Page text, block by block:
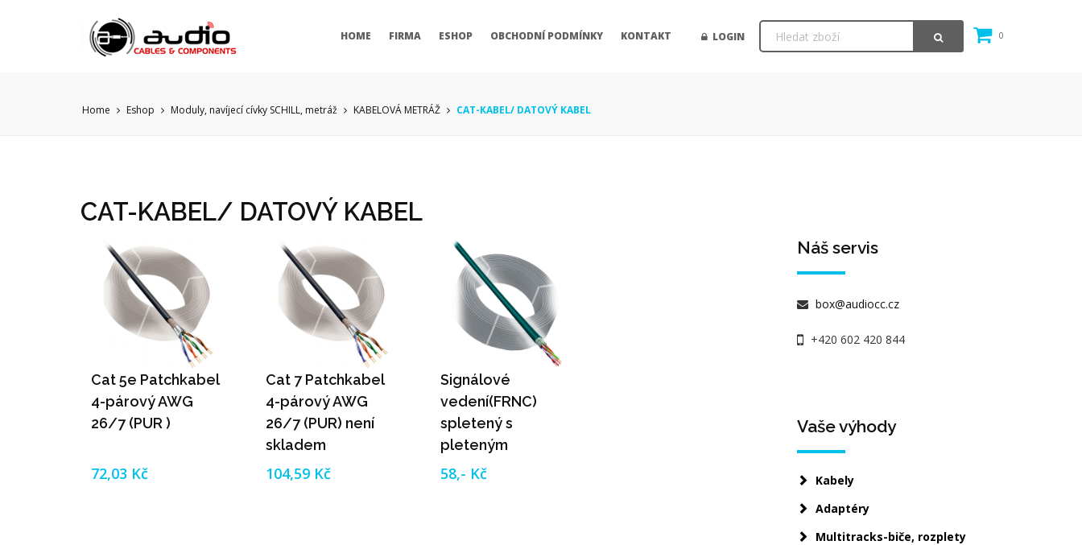
0
LOGIN
HOME FIRMA ESHOP OBCHODNÍ PODMÍNKY KONTAKT
Home Eshop Moduly, navíjecí cívky SCHILL, metráž KABELOVÁ METRÁŽ CAT-KABEL/ DATOVÝ KABEL
CAT-KABEL/ DATOVÝ KABEL
Cat 5e Patchkabel
4-párový AWG
26/7 (PUR )
72,03 Kč
Cat 7 Patchkabel
4-párový AWG
26/7 (PUR) není
skladem
104,59 Kč
Signálové
vedení(FRNC)
spletený s
pleteným
celkovým stínením
58,- Kč
Náš servis
box@audiocc.cz
+420 602 420 844
Vaše výhody
Kabely
Adaptéry
Multitracks-biče, rozplety